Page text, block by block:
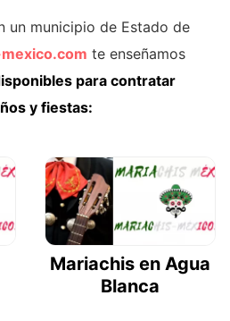
un municipio de Estado de
te enseñamos
para contratar
y fiestas:
Mariachis en Agua
Blanca